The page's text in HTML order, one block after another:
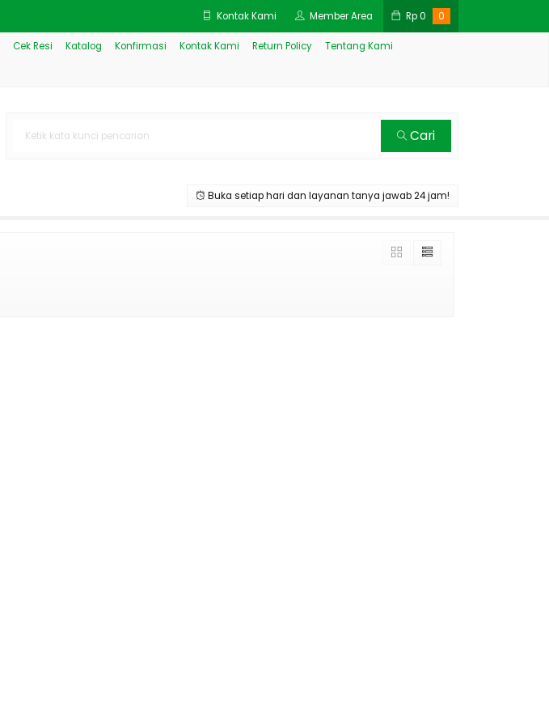
Kontak Kami Member Area Rp0 0
Cek Resi Katalog Konfirmasi Kontak Kami Return Policy Tentang Kami
Cari
Buka setiap hari dan layanan tanya jawab 24 jam!